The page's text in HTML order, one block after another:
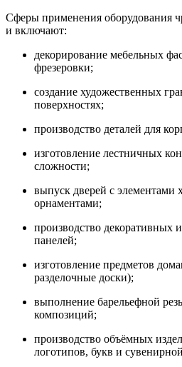
Сферы применения оборудования
и включают:
декорирование мебельных
фрезеровки;
создание художественных
поверхностях;
производство деталей для
изготовление лестничных
сложности;
выпуск дверей с элементами
орнаментами;
производство декоративных
панелей;
изготовление предметов
разделочные доски);
выполнение барельефной
композиций;
производство объёмных
логотипов, букв и